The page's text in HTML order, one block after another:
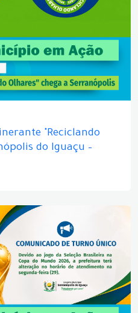
"Reciclando
do Iguaçu –